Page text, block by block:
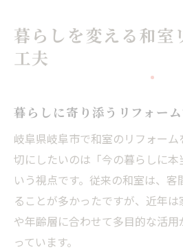
暮らしを変える和室
工夫
暮らしに寄り添うリフォー
岐阜県岐阜市で和室のリフォー
切にしたいのは「今の暮らしに本
いう視点です。従来の和室は、
ることが多かったですが、近年
や年齢層に合わせて多目的な活
っています。